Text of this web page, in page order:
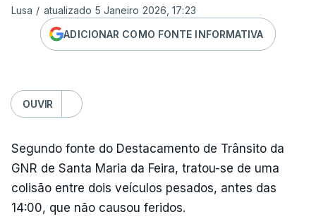
Lusa / atualizado 5 Janeiro 2026, 17:23
ADICIONAR COMO FONTE INFORMATIVA
OUVIR
Segundo fonte do Destacamento de Trânsito da
GNR de Santa Maria da Feira, tratou-se de uma
colisão entre dois veículos pesados, antes das
14:00, que não causou feridos.